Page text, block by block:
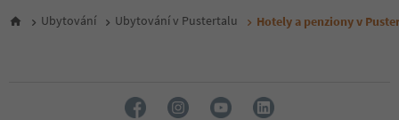
6
Ubytování Ubytování v Pustertalu Hotely a penziony v